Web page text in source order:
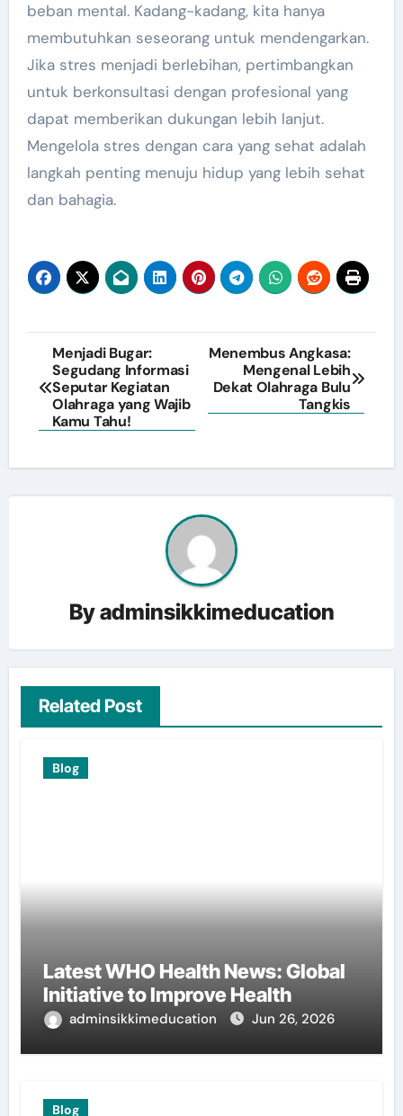
beban mental. Kadang-kadang, kita hanya
membutuhkan seseorang untuk mendengarkan.
Jika stres menjadi berlebihan, pertimbangkan
untuk berkonsultasi dengan profesional yang
dapat memberikan dukungan lebih lanjut.
Mengelola stres dengan cara yang sehat adalah
langkah penting menuju hidup yang lebih sehat
dan bahagia.
Post
navigation
Menjadi Bugar:
Segudang Informasi
Seputar Kegiatan
Olahraga yang Wajib
Kamu Tahu!
Menembus Angkasa:
Mengenal Lebih
Dekat Olahraga Bulu
Tangkis
Byadminsikkimeducation
Related Post
Blog
Latest WHO Health News: Global
Initiative to Improve Health
adminsikkimeducation Jun 26, 2026
Blog